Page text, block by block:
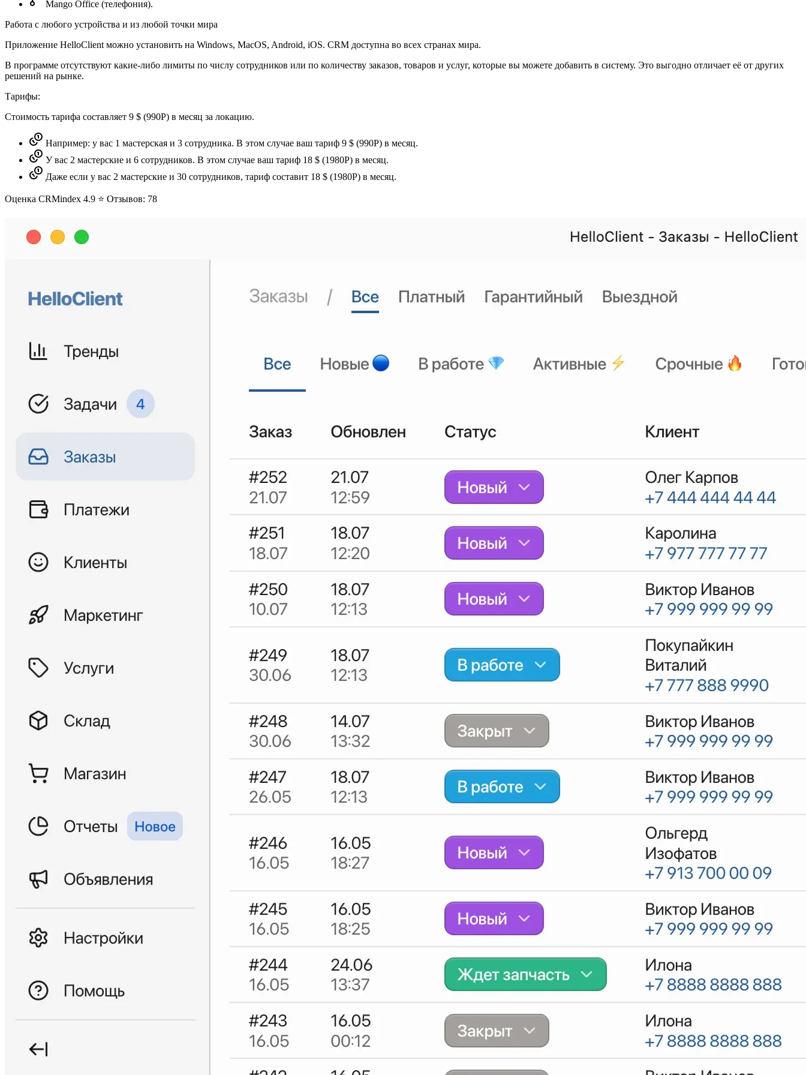
Mango Office (телефония).
Работа с любого устройства и из любой точки мира
Приложение HelloClient можно установить на Windows, MacOS, Android, iOS. CRM доступна во всех странах мира.
В программе отсутствуют какие-либо лимиты по числу сотрудников или по количеству заказов, товаров и услуг, которые вы можете добавить в систему. Это выгодно отличает её от других
решений на рынке.
Тарифы:
Стоимость тарифа составляет 9 $ (990Р) в месяц за локацию.
Например: у вас 1 мастерская и 3 сотрудника. В этом случае ваш тариф 9 $ (990Р) в месяц.
У вас 2 мастерские и 6 сотрудников. В этом случае ваш тариф 18 $ (1980Р) в месяц.
Даже если у вас 2 мастерские и 30 сотрудников, тариф составит 18 $ (1980Р) в месяц.
Оценка CRMindex 4.9 ⭐️ Отзывов: 78